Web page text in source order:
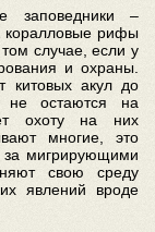
заповедники –
коралловые рифы
случае, если у
и охраны.
китовых акул до
не остаются на
охоту на них
многие, это
за мигрирующими
свою среду
явлений вроде